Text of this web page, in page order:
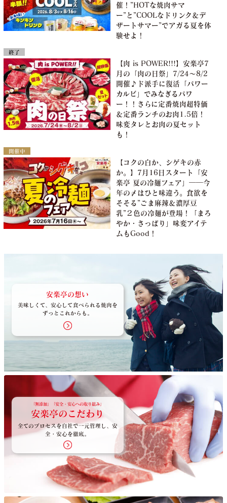
催！”HOTな焼肉サマ
ー”と”COOLなドリンク＆デ
ザートサマー”でアガる夏を体
験せよ！
終了
【肉 is POWER!!!】安楽亭7
月の「肉の日祭」7/24～8/2
開催♪ド派手に復活「パワー
カルビ」でみなぎるパワ
ー！！さらに定番焼肉超特価
＆定番ランチのお肉1.5倍！
味変タレとお肉の夏セット
も！
開催中
【コクの白か、シゲキの赤
か。】7月16日スタート「安
楽亭 夏の冷麺フェア」――今
年の〆はひと味違う。食欲を
そそる”ごま麻辣＆濃厚豆
乳”２色の冷麺が登場！「まろ
やか・さっぱり」味変アイテ
ムもGood！
安楽亭の想い
美味しくて、安心して食べられる焼肉を
ずっとこれからも。
「無添加」「安全・安心への取り組み」
安楽亭のこだわり
全てのプロセスを自社で一元管理し、安
全・安心を徹底。